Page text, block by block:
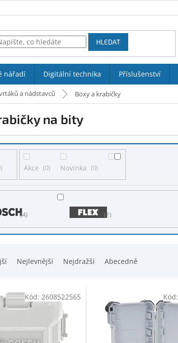
HLEDAT
nářadí Digitální technika Příslušenství
a nádstavců Boxy a krabičky
na bity
Nejlevnější Nejdražší Abecedně
Akce 0 Novinka 0
4 1
Kód: 2608522565 Kód: